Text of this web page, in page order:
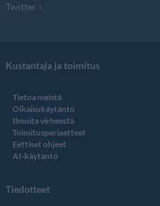
Twitter
Kustantaja ja toimitus
Tietoa meistä
Oikaisukäytäntö
Ilmoita virheestä
Toimitusperiaatteet
Eettiset ohjeet
AI-käytäntö
Tiedotteet